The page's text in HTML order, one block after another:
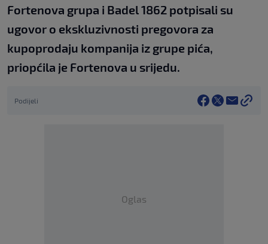
Fortenova grupa i Badel 1862 potpisali su
ugovor o ekskluzivnosti pregovora za
kupoprodaju kompanija iz grupe pića,
priopćila je Fortenova u srijedu.
Podijeli
Oglas